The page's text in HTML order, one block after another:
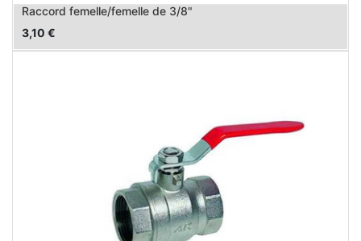
Raccord femelle/femelle de 3/8"
3,10 €